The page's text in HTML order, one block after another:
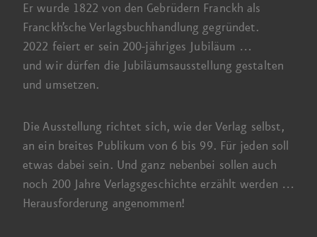
Er wurde 1822 von den Gebrüdern Franckh als
Franckh’sche Verlags­buch­handlung gegründet.
2022 feiert er sein 200-jähriges Jubiläum …
und wirdürfen die Jubiläums­ausstellung gestalten
und umsetzen.
Die Ausstellung richtet sich, wie der Verlag selbst,
an ein breites Publikumvon 6 bis 99. Für jeden soll
etwas dabei sein. Und ganz nebenbei sollen auch
noch 200 Jahre Verlags­geschichte erzähltwerden …
Herausforderung angenommen!